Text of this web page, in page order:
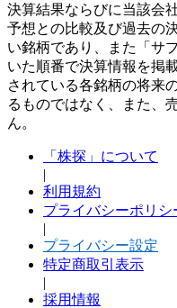
決算結果ならびに当該会
予想との比較及び過去の
い銘柄であり、また「サ
いた順番で決算情報を掲
されている各銘柄の将来
るものではなく、また、
ん。
「株探」について
|
利用規約
プライバシーポリシ
|
プライバシー設定
特定商取引表示
|
採用情報